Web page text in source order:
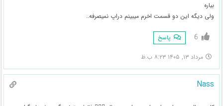
بیاره
ولی دیگه این دو قسمت اخرم میبینم دراپ نمیصرفه..
6 پاسخ
مرداد ۱۳, ۱۴۰۵ ۸:۲۳ ب.ظ
Nass